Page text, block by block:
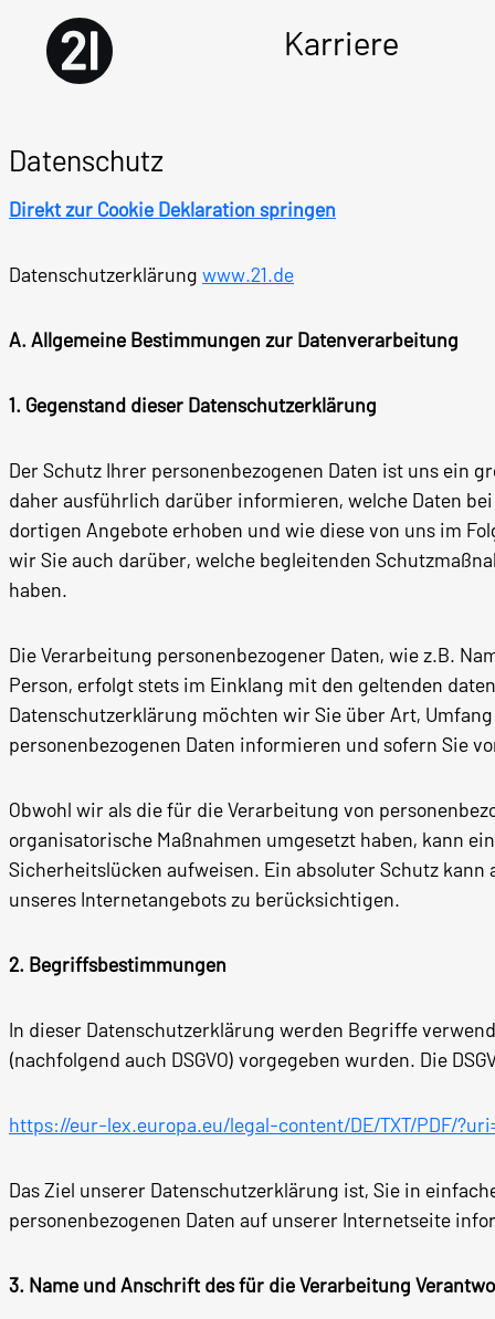
Karriere
Datenschutz
Direkt zur Cookie Deklaration springen
Datenschutzerklärung www.21.de
A. Allgemeine Bestimmungen zur Datenverarbeitung
1. Gegenstand dieser Datenschutzerklärung
Der Schutz Ihrer personenbezogenen Daten ist uns ein
daher ausführlich darüber informieren, welche Daten
dortigen Angebote erhoben und wie diese von uns im
wir Sie auch darüber, welche begleitenden
haben.
Die Verarbeitung personenbezogener Daten, wie z.B.
Person, erfolgt stets im Einklang mit den geltenden
Datenschutzerklärung möchten wir Sie über Art,
personenbezogenen Daten informieren und sofern Sie
Obwohl wir als die für die Verarbeitung von
organisatorische Maßnahmen umgesetzt haben, kann
Sicherheitslücken aufweisen. Ein absoluter Schutz
unseres Internetangebots zu berücksichtigen.
2. Begriffsbestimmungen
In dieser Datenschutzerklärung werden Begriffe
(nachfolgend auch DSGVO) vorgegeben wurden. Die
https://eur-lex.europa.eu/legal-content/DE/TXT/PDF/
Das Ziel unserer Datenschutzerklärung ist, Sie in
personenbezogenen Daten auf unserer Internetseite
3. Name und Anschrift des für die Verarbeitung